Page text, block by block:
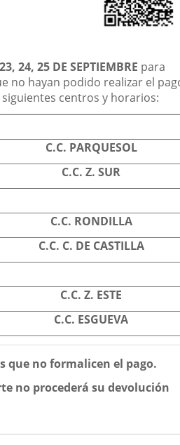
24, 25 DE SEPTIEMBRE para
no hayan podido realizar el
centros y horarios:
C.C. PARQUESOL
C.C. Z. SUR
C.C. RONDILLA
C.C. C. DE CASTILLA
C.C. Z. ESTE
C.C. ESGUEVA
que no formalicen el pago.
no procederá su devolución